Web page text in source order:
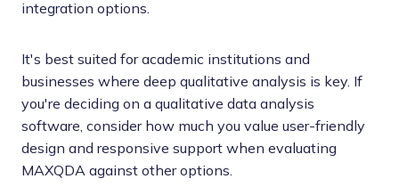
integration options.
It's best suited for academic institutions and
businesses where deep qualitative analysis is key. If
you're deciding on a qualitative data analysis
software, consider how much you value user-friendly
design and responsive support when evaluating
MAXQDA against other options.